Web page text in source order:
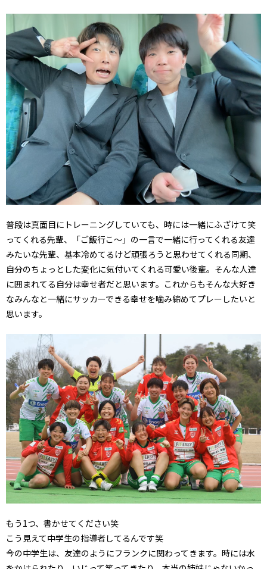
普段は真面目にトレーニングしていても、時には一緒にふざけて笑
ってくれる先輩、「ご飯行こ～」の一言で一緒に行ってくれる友達
みたいな先輩、基本冷めてるけど頑張ろうと思わせてくれる同期、
自分のちょっとした変化に気付いてくれる可愛い後輩。そんな人達
に囲まれてる自分は幸せ者だと思います。これからもそんな大好き
なみんなと一緒にサッカーできる幸せを噛み締めてプレーしたいと
思います。
もう1つ、書かせてください笑
こう見えて中学生の指導者してるんです笑
今の中学生は、友達のようにフランクに関わってきます。時には水